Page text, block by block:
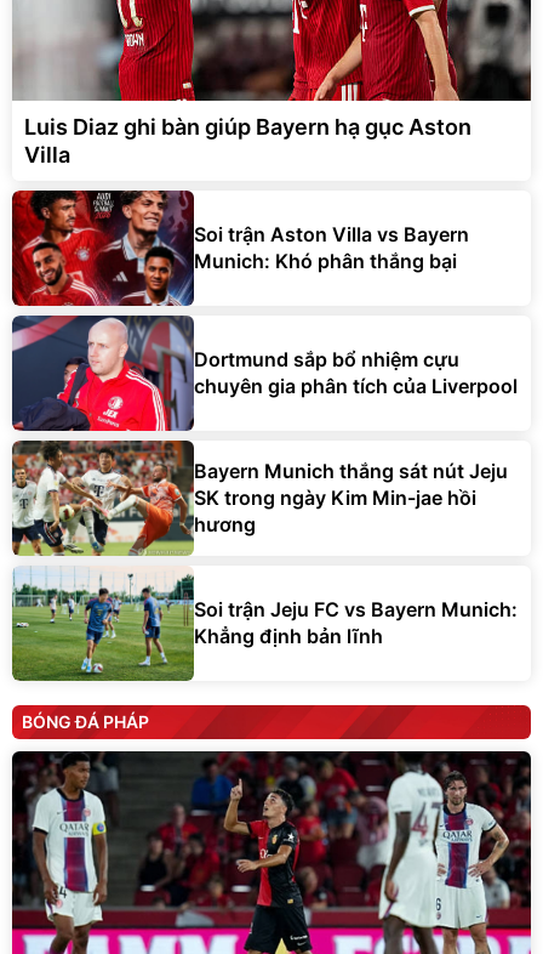
Luis Diaz ghi bàn giúp Bayern hạ gục Aston
Villa
Soi trận Aston Villa vs Bayern
Munich: Khó phân thắng bại
Dortmund sắp bổ nhiệm cựu
chuyên gia phân tích của Liverpool
Bayern Munich thắng sát nút Jeju
SK trong ngày Kim Min-jae hồi
hương
Soi trận Jeju FC vs Bayern Munich:
Khẳng định bản lĩnh
BÓNG ĐÁ PHÁP